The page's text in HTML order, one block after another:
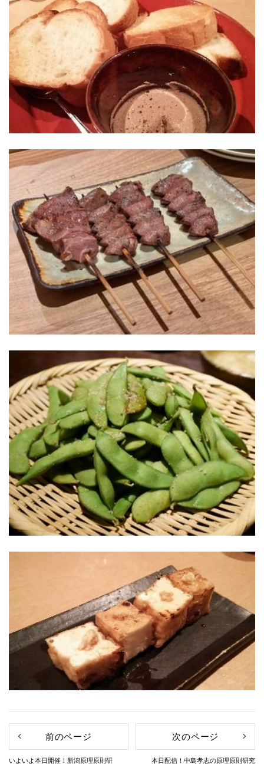
前のページ
いよいよ本日開催！新潟原理原則研
次のページ
本日配信！中島孝志の原理原則研究